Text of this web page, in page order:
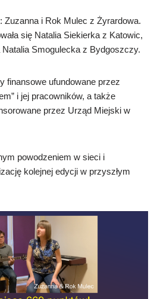
Zuzanna i Rok Mulec z Żyrardowa.
się Natalia Siekierka z Katowic,
Smogulecka z Bydgoszczy.
finansowe ufundowane przez
i jej pracowników, a także
przez Urząd Miejski w
powodzeniem w sieci i
kolejnej edycji w przyszłym